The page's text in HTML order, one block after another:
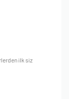
ilk siz